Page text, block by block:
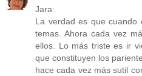
Jara:
La verdad es que cuando
temas. Ahora cada vez
ellos. Lo más triste es ir
que constituyen los
hace cada vez más sutil